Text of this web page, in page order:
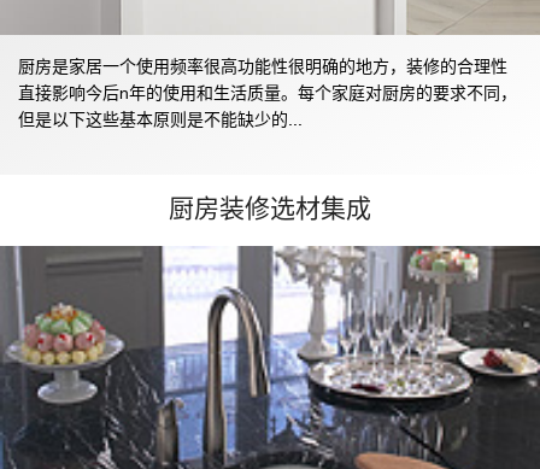
厨房是家居一个使用频率很高功能性很明确的地方，装修的合理性
直接影响今后n年的使用和生活质量。每个家庭对厨房的要求不同，
但是以下这些基本原则是不能缺少的...
厨房装修选材集成